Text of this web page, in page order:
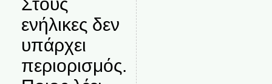
ενήλικες δεν
υπάρχει
περιορισμός.